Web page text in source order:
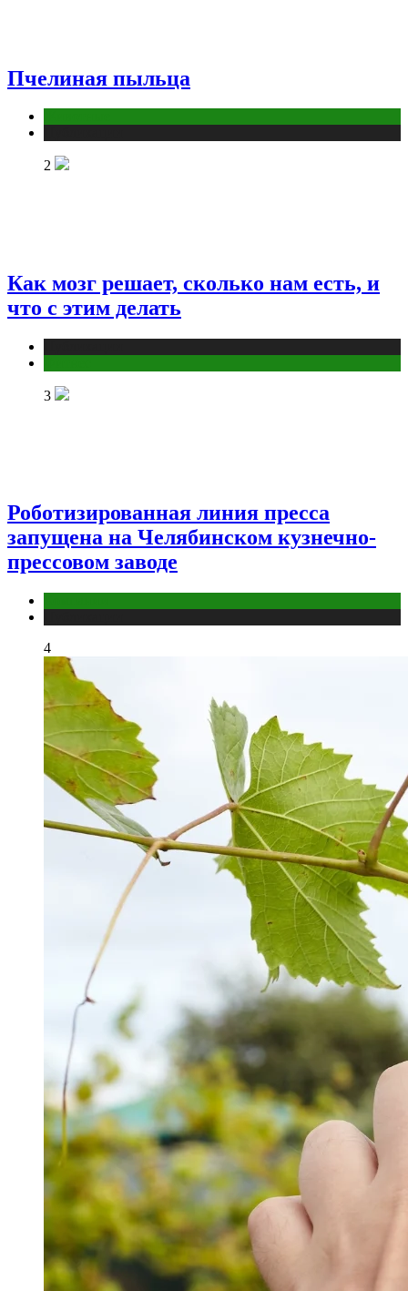
Пчелиная пыльца
2
Как мозг решает, сколько нам есть, и
что с этим делать
3
Роботизированная линия пресса
запущена на Челябинском кузнечно-
прессовом заводе
4